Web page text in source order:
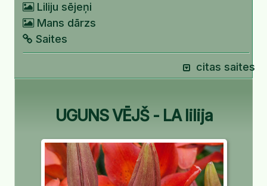
Liliju sējeņi
Mans dārzs
Saites
citas saites
UGUNS VĒJŠ - LA lilija